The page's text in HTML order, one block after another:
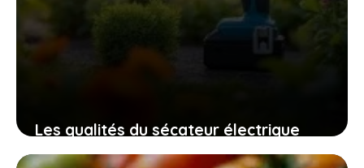
Les qualités du sécateur électrique
swansoft pru28 pour un jardinage